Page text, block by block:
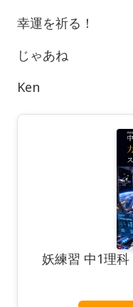
幸運を祈る！
じゃあね
Ken
妖練習 中1理